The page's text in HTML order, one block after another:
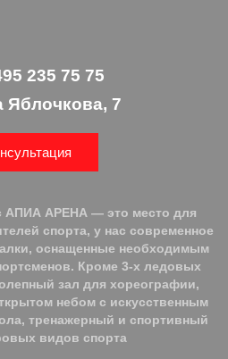
235 75 75
Яблочкова, 7
АПИА АРЕНА — это место для
спорта, у нас современное
оснащенные необходимым
Кроме 3-х ледовых
зал для хореографии,
небом с искусственным
тренажерный и спортивный
видов спорта